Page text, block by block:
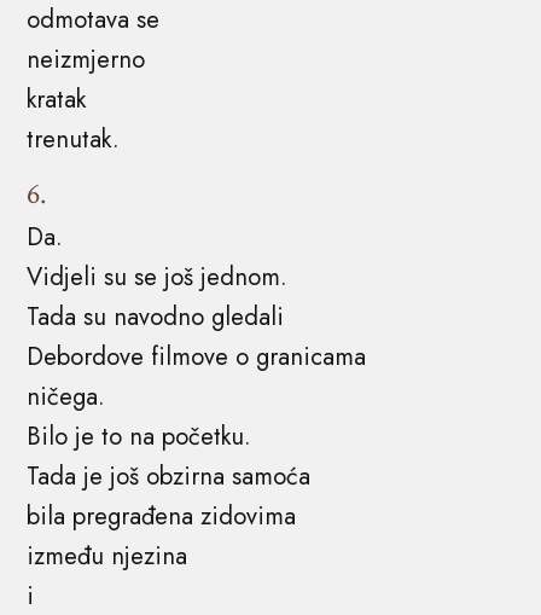
odmotava se
neizmjerno
kratak
trenutak.
6.
Da.
Vidjeli su se još jednom.
Tada su navodno gledali
Debordove filmove o granicama
ničega.
Bilo je to na početku.
Tada je još obzirna samoća
bila pregrađena zidovima
između njezina
i